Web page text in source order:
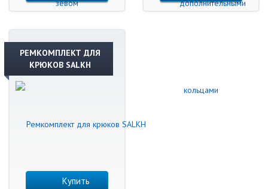
РЕМКОМПЛЕКТ ДЛЯ
КРЮКОВ SALKH
Купить